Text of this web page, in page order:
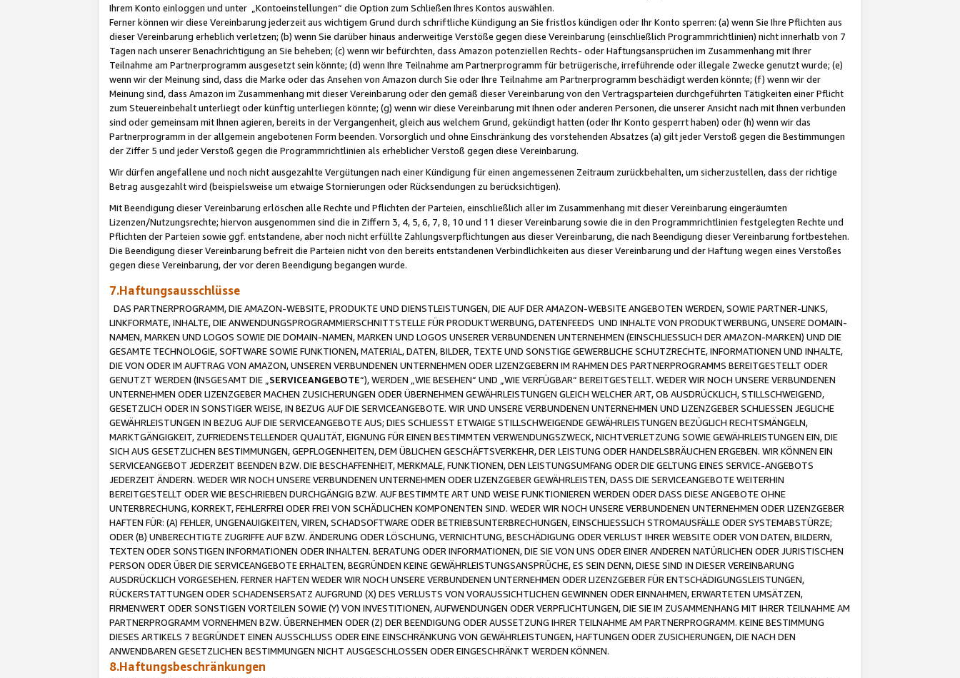
Ihrem Konto einloggen und unter „Kontoeinstellungen“ die Option zum Schließen Ihres Kontos auswählen.
Ferner können wir diese Vereinbarung jederzeit aus wichtigem Grund durch schriftliche Kündigung an Sie fristlos kündigen oder Ihr Konto sperren: (a) wenn Sie Ihre Pflichten aus
dieser Vereinbarung erheblich verletzen; (b) wenn Sie darüber hinaus anderweitige Verstöße gegen diese Vereinbarung (einschließlich Programmrichtlinien) nicht innerhalb von 7
Tagen nach unserer Benachrichtigung an Sie beheben; (c) wenn wir befürchten, dass Amazon potenziellen Rechts- oder Haftungsansprüchen im Zusammenhang mit Ihrer
Teilnahme am Partnerprogramm ausgesetzt sein könnte; (d) wenn Ihre Teilnahme am Partnerprogramm für betrügerische, irreführende oder illegale Zwecke genutzt wurde; (e)
wenn wir der Meinung sind, dass die Marke oder das Ansehen von Amazon durch Sie oder Ihre Teilnahme am Partnerprogramm beschädigt werden könnte; (f) wenn wir der
Meinung sind, dass Amazon im Zusammenhang mit dieser Vereinbarung oder den gemäß dieser Vereinbarung von den Vertragsparteien durchgeführten Tätigkeiten einer Pflicht
zum Steuereinbehalt unterliegt oder künftig unterliegen könnte; (g) wenn wir diese Vereinbarung mit Ihnen oder anderen Personen, die unserer Ansicht nach mit Ihnen verbunden
sind oder gemeinsam mit Ihnen agieren, bereits in der Vergangenheit, gleich aus welchem Grund, gekündigt hatten (oder Ihr Konto gesperrt haben) oder (h) wenn wir das
Partnerprogramm in der allgemein angebotenen Form beenden. Vorsorglich und ohne Einschränkung des vorstehenden Absatzes (a) gilt jeder Verstoß gegen die Bestimmungen
der Ziffer 5 und jeder Verstoß gegen die Programmrichtlinien als erheblicher Verstoß gegen diese Vereinbarung.
Wir dürfen angefallene und noch nicht ausgezahlte Vergütungen nach einer Kündigung für einen angemessenen Zeitraum zurückbehalten, um sicherzustellen, dass der richtige
Betrag ausgezahlt wird (beispielsweise um etwaige Stornierungen oder Rücksendungen zu berücksichtigen).
Mit Beendigung dieser Vereinbarung erlöschen alle Rechte und Pflichten der Parteien, einschließlich aller im Zusammenhang mit dieser Vereinbarung eingeräumten
Lizenzen/Nutzungsrechte; hiervon ausgenommen sind die in Ziffern 3, 4, 5, 6, 7, 8, 10 und 11 dieser Vereinbarung sowie die in den Programmrichtlinien festgelegten Rechte und
Pflichten der Parteien sowie ggf. entstandene, aber noch nicht erfüllte Zahlungsverpflichtungen aus dieser Vereinbarung, die nach Beendigung dieser Vereinbarung fortbestehen.
Die Beendigung dieser Vereinbarung befreit die Parteien nicht von den bereits entstandenen Verbindlichkeiten aus dieser Vereinbarung und der Haftung wegen eines Verstoßes
gegen diese Vereinbarung, der vor deren Beendigung begangen wurde.
7.Haftungsausschlüsse
DAS PARTNERPROGRAMM, DIE AMAZON-WEBSITE, PRODUKTE UND DIENSTLEISTUNGEN, DIE AUF DER AMAZON-WEBSITE ANGEBOTEN WERDEN, SOWIE PARTNER-LINKS,
LINKFORMATE, INHALTE, DIE ANWENDUNGSPROGRAMMIERSCHNITTSTELLE FÜR PRODUKTWERBUNG, DATENFEEDS UND INHALTE VON PRODUKTWERBUNG, UNSERE DOMAIN-
NAMEN, MARKEN UND LOGOS SOWIE DIE DOMAIN-NAMEN, MARKEN UND LOGOS UNSERER VERBUNDENEN UNTERNEHMEN (EINSCHLIESSLICH DER AMAZON-MARKEN) UND DIE
GESAMTE TECHNOLOGIE, SOFTWARE SOWIE FUNKTIONEN, MATERIAL, DATEN, BILDER, TEXTE UND SONSTIGE GEWERBLICHE SCHUTZRECHTE, INFORMATIONEN UND INHALTE,
DIE VON ODER IM AUFTRAG VON AMAZON, UNSEREN VERBUNDENEN UNTERNEHMEN ODER LIZENZGEBERN IM RAHMEN DES PARTNERPROGRAMMS BEREITGESTELLT ODER
GENUTZT WERDEN (INSGESAMT DIE „ SERVICEANGEBOTE“), WERDEN „WIE BESEHEN“ UND „WIE VERFÜGBAR“ BEREITGESTELLT. WEDER WIR NOCH UNSERE VERBUNDENEN
UNTERNEHMEN ODER LIZENZGEBER MACHEN ZUSICHERUNGEN ODER ÜBERNEHMEN GEWÄHRLEISTUNGEN GLEICH WELCHER ART, OB AUSDRÜCKLICH, STILLSCHWEIGEND,
GESETZLICH ODER IN SONSTIGER WEISE, IN BEZUG AUF DIE SERVICEANGEBOTE. WIR UND UNSERE VERBUNDENEN UNTERNEHMEN UND LIZENZGEBER SCHLIESSEN JEGLICHE
GEWÄHRLEISTUNGEN IN BEZUG AUF DIE SERVICEANGEBOTE AUS; DIES SCHLIESST ETWAIGE STILLSCHWEIGENDE GEWÄHRLEISTUNGEN BEZÜGLICH RECHTSMÄNGELN,
MARKTGÄNGIGKEIT, ZUFRIEDENSTELLENDER QUALITÄT, EIGNUNG FÜR EINEN BESTIMMTEN VERWENDUNGSZWECK, NICHTVERLETZUNG SOWIE GEWÄHRLEISTUNGEN EIN, DIE
SICH AUS GESETZLICHEN BESTIMMUNGEN, GEPFLOGENHEITEN, DEM ÜBLICHEN GESCHÄFTSVERKEHR, DER LEISTUNG ODER HANDELSBRÄUCHEN ERGEBEN. WIR KÖNNEN EIN
SERVICEANGEBOT JEDERZEIT BEENDEN BZW. DIE BESCHAFFENHEIT, MERKMALE, FUNKTIONEN, DEN LEISTUNGSUMFANG ODER DIE GELTUNG EINES SERVICE-ANGEBOTS
JEDERZEIT ÄNDERN. WEDER WIR NOCH UNSERE VERBUNDENEN UNTERNEHMEN ODER LIZENZGEBER GEWÄHRLEISTEN, DASS DIE SERVICEANGEBOTE WEITERHIN
BEREITGESTELLT ODER WIE BESCHRIEBEN DURCHGÄNGIG BZW. AUF BESTIMMTE ART UND WEISE FUNKTIONIEREN WERDEN ODER DASS DIESE ANGEBOTE OHNE
UNTERBRECHUNG, KORREKT, FEHLERFREI ODER FREI VON SCHÄDLICHEN KOMPONENTEN SIND. WEDER WIR NOCH UNSERE VERBUNDENEN UNTERNEHMEN ODER LIZENZGEBER
HAFTEN FÜR: (A) FEHLER, UNGENAUIGKEITEN, VIREN, SCHADSOFTWARE ODER BETRIEBSUNTERBRECHUNGEN, EINSCHLIESSLICH STROMAUSFÄLLE ODER SYSTEMABSTÜRZE;
ODER (B) UNBERECHTIGTE ZUGRIFFE AUF BZW. ÄNDERUNG ODER LÖSCHUNG, VERNICHTUNG, BESCHÄDIGUNG ODER VERLUST IHRER WEBSITE ODER VON DATEN, BILDERN,
TEXTEN ODER SONSTIGEN INFORMATIONEN ODER INHALTEN. BERATUNG ODER INFORMATIONEN, DIE SIE VON UNS ODER EINER ANDEREN NATÜRLICHEN ODER JURISTISCHEN
PERSON ODER ÜBER DIE SERVICEANGEBOTE ERHALTEN, BEGRÜNDEN KEINE GEWÄHRLEISTUNGSANSPRÜCHE, ES SEIN DENN, DIESE SIND IN DIESER VEREINBARUNG
AUSDRÜCKLICH VORGESEHEN. FERNER HAFTEN WEDER WIR NOCH UNSERE VERBUNDENEN UNTERNEHMEN ODER LIZENZGEBER FÜR ENTSCHÄDIGUNGSLEISTUNGEN,
RÜCKERSTATTUNGEN ODER SCHADENSERSATZ AUFGRUND (X) DES VERLUSTS VON VORAUSSICHTLICHEN GEWINNEN ODER EINNAHMEN, ERWARTETEN UMSÄTZEN,
FIRMENWERT ODER SONSTIGEN VORTEILEN SOWIE (Y) VON INVESTITIONEN, AUFWENDUNGEN ODER VERPFLICHTUNGEN, DIE SIE IM ZUSAMMENHANG MIT IHRER TEILNAHME AM
PARTNERPROGRAMM VORNEHMEN BZW. ÜBERNEHMEN ODER (Z) DER BEENDIGUNG ODER AUSSETZUNG IHRER TEILNAHME AM PARTNERPROGRAMM. KEINE BESTIMMUNG
DIESES ARTIKELS 7 BEGRÜNDET EINEN AUSSCHLUSS ODER EINE EINSCHRÄNKUNG VON GEWÄHRLEISTUNGEN, HAFTUNGEN ODER ZUSICHERUNGEN, DIE NACH DEN
ANWENDBAREN GESETZLICHEN BESTIMMUNGEN NICHT AUSGESCHLOSSEN ODER EINGESCHRÄNKT WERDEN KÖNNEN.
8.Haftungsbeschränkungen